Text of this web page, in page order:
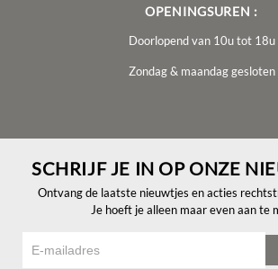
OPENINGSUREN :
Doorlopend van 10u tot 18u
Zondag & maandag gesloten
SCHRIJF JE IN OP ONZE
Ontvang de laatste nieuwtjes en acties
Je hoeft je alleen maar even aan te